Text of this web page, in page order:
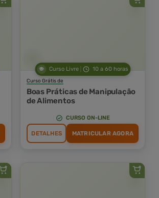
Curso Livre 10 a 60 horas
Curso Grátis de
Boas Práticas de Manipulação
de Alimentos
CURSO ON-LINE
DETALHES MATRICULAR AGORA